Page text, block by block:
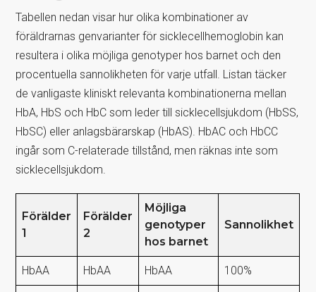
Tabellen nedan visar hur olika kombinationer av
föräldrarnas genvarianter för sicklecellhemoglobin kan
resultera i olika möjliga genotyper hos barnet och den
procentuella sannolikheten för varje utfall. Listan täcker
de vanligaste kliniskt relevanta kombinationerna mellan
HbA, HbS och HbC som leder till sicklecellsjukdom (HbSS,
HbSC) eller anlagsbärarskap (HbAS). HbAC och HbCC
ingår som C-relaterade tillstånd, men räknas inte som
sicklecellsjukdom.
Förälder
1
Förälder
2
Möjliga
genotyper
hos barnet
Sannolikhet
HbAA HbAA HbAA 100%